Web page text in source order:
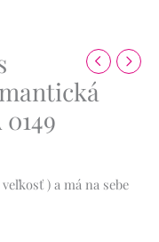
) a má na sebe